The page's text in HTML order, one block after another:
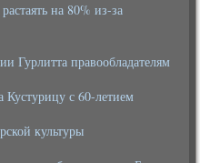
на 80% из-за
Гурлитта правообладателям
с 60-летием
культуры